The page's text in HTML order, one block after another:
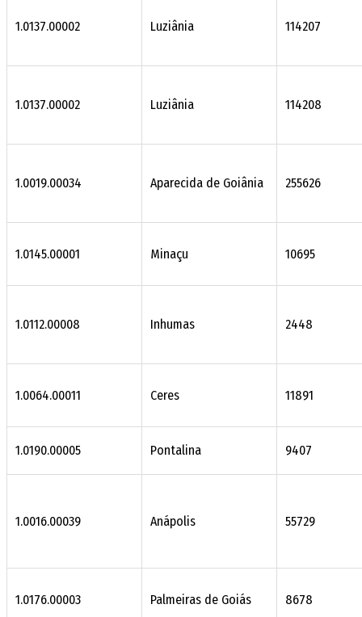
1.0137.00002 Luziânia 114207
1.0137.00002 Luziânia 114208
1.0019.00034 Aparecida de Goiânia 255626
1.0145.00001 Minaçu 10695
1.0112.00008 Inhumas 2448
1.0064.00011 Ceres 11891
1.0190.00005 Pontalina 9407
1.0016.00039 Anápolis 55729
1.0176.00003 Palmeiras de Goiás 8678